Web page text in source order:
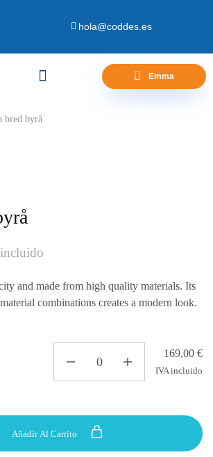
hola@coddes.es
Emma
bred byrå
and made from high quality materials. Its
combinations creates a modern look.
169,00 €
IVA incluido
Añadir Al Carrito